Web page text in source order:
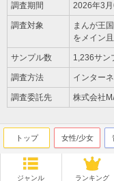
調査期間 2026年3
調査対象
まんが王
をメイン
サンプル数 1,236サン
調査方法 インター
調査委託先 株式会社
トップ 女性/少女
ジャンル ランキング